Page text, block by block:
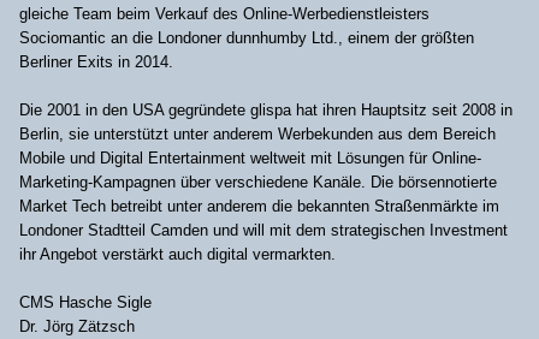
gleiche Team beim Verkauf des Online-Werbedienstleisters
Sociomantic an die Londoner dunnhumby Ltd., einem der größten
Berliner Exits in 2014.
Die 2001 in den USA gegründete glispa hat ihren Hauptsitz seit 2008 in
Berlin, sie unterstützt unter anderem Werbekunden aus dem Bereich
Mobile und Digital Entertainment weltweit mit Lösungen für Online-
Marketing-Kampagnen über verschiedene Kanäle. Die börsennotierte
Market Tech betreibt unter anderem die bekannten Straßenmärkte im
Londoner Stadtteil Camden und will mit dem strategischen Investment
ihr Angebot verstärkt auch digital vermarkten.
CMS Hasche Sigle
Dr. Jörg Zätzsch